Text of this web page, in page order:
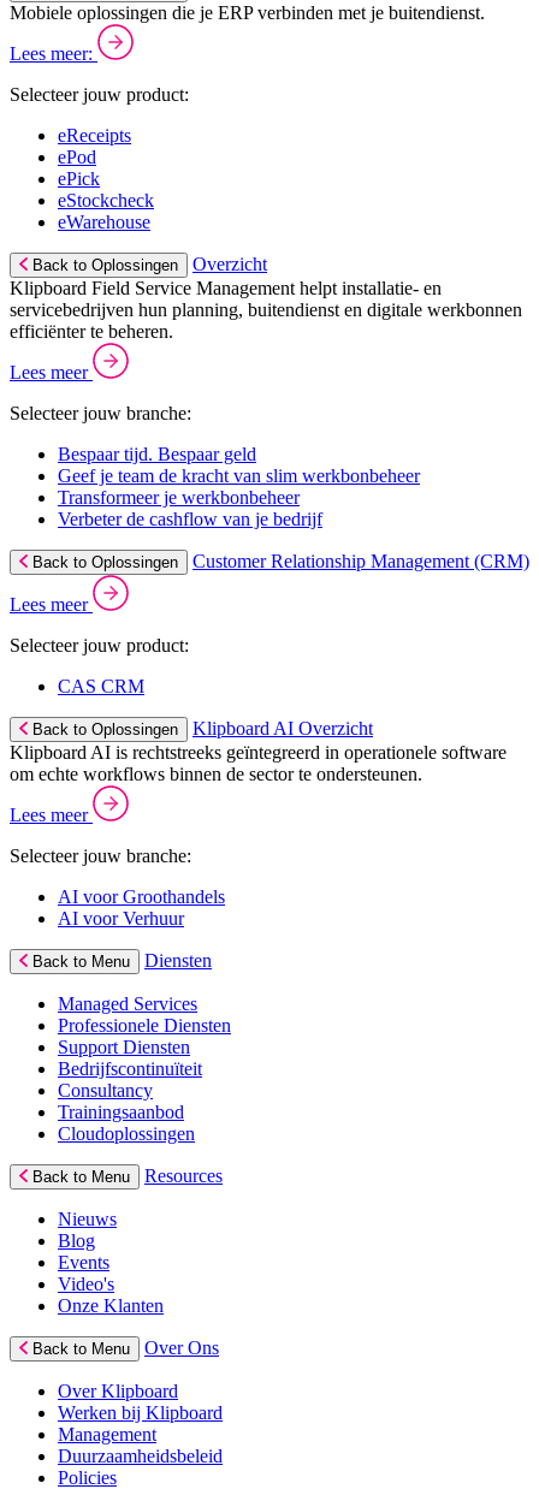
Mobiele oplossingen die je ERP verbinden met je buitendienst.
Lees meer:
Selecteer jouw product:
eReceipts
ePod
ePick
eStockcheck
eWarehouse
Back to Oplossingen
Overzicht
Klipboard Field Service Management helpt installatie- en
servicebedrijven hun planning, buitendienst en digitale werkbonnen
efficiënter te beheren.
Lees meer
Selecteer jouw branche:
Bespaar tijd. Bespaar geld
Geef je team de kracht van slim werkbonbeheer
Transformeer je werkbonbeheer
Verbeter de cashflow van je bedrijf
Back to Oplossingen Customer Relationship Management (CRM)
Lees meer
Selecteer jouw product:
CAS CRM
Back to Oplossingen
Klipboard AI Overzicht
Klipboard AI is rechtstreeks geïntegreerd in operationele software
om echte workflows binnen de sector te ondersteunen.
Lees meer
Selecteer jouw branche:
AI voor Groothandels
AI voor Verhuur
Back to Menu Diensten
Managed Services
Professionele Diensten
Support Diensten
Bedrijfscontinuïteit
Consultancy
Trainingsaanbod
Cloudoplossingen
Back to Menu Resources
Nieuws
Blog
Events
Video's
Onze Klanten
Back to Menu Over Ons
Over Klipboard
Werken bij Klipboard
Management
Duurzaamheidsbeleid
Policies